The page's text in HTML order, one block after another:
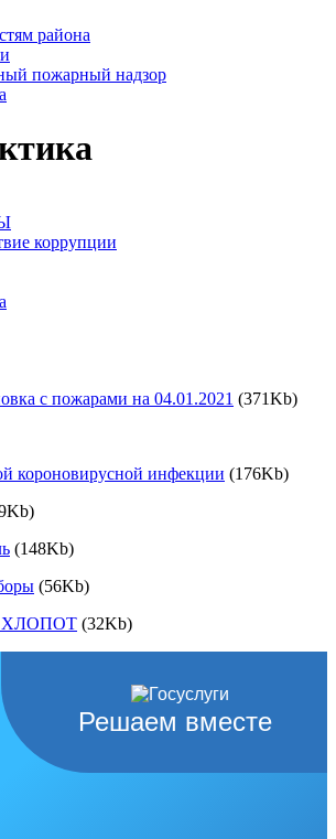
района
пожарный надзор
коррупции
с пожарами на 04.01.2021 (371Kb)
короновирусной инфекции (176Kb)
(148Kb)
(56Kb)
ХЛОПОТ (32Kb)
Решаем вместе